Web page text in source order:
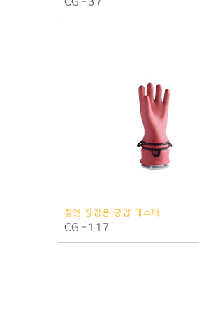
절연 장갑용 공압 테스터
CG-117